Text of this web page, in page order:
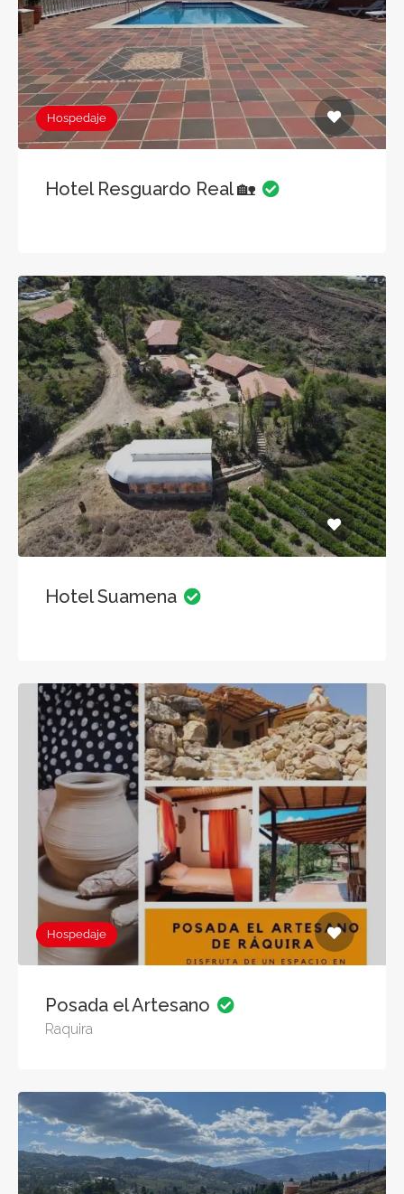
Hospedaje
Hotel Resguardo Real 🏡
Hotel Suamena
Hospedaje
Posada el Artesano
Raquira